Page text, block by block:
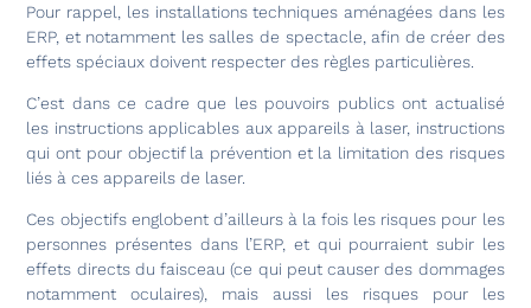
Pour rappel, les installations techniques aménagées dans les
ERP, et notamment les salles de spectacle, afin de créer des
effets spéciaux doivent respecter des règles particulières.
C’est dans ce cadre que les pouvoirs publics ont actualisé
les instructions applicables aux appareils à laser, instructions
qui ont pour objectif la prévention et la limitation des risques
liés à ces appareils de laser.
Ces objectifs englobent d’ailleurs à la fois les risques pour les
personnes présentes dans l’ERP, et qui pourraient subir les
effets directs du faisceau (ce qui peut causer des dommages
notamment oculaires), mais aussi les risques pour les